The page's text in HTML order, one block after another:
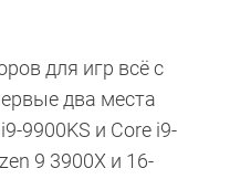
для игр всё с
два места
9900KS и Core i9-
9 3900X и 16-